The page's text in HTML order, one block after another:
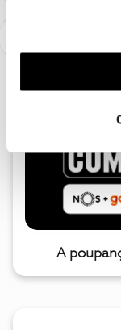
funcionalidades
funcionalidade) e
(cookies de
utilização dos
A